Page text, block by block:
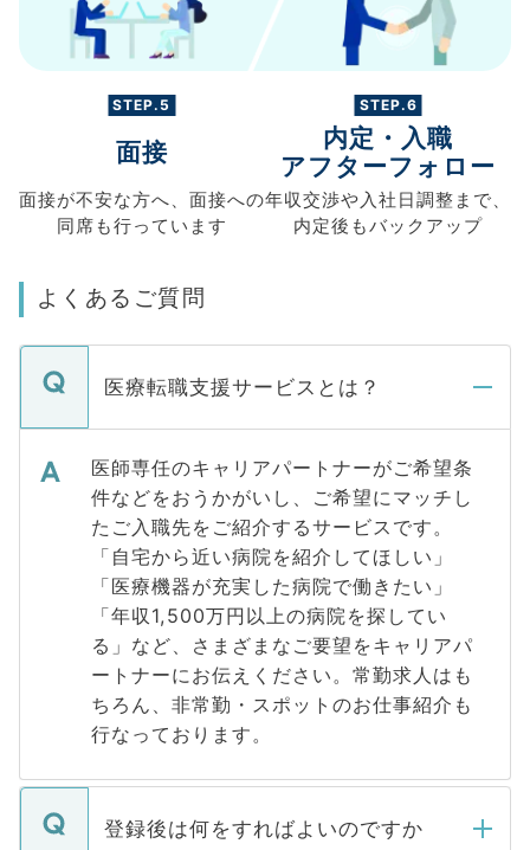
STEP.5
面接
面接が不安な方へ、 面接への
同席も行っています
STEP.6
内定・入職
アフターフォロー
年収交渉や入社日調整まで、
内定後もバックアップ
よくあるご質問
医療転職支援サービスとは？
医師専任のキャリアパートナーがご希望条
件などをおうかがいし、ご希望にマッチし
たご入職先をご紹介するサービスです。
「自宅から近い病院を紹介してほしい」
「医療機器が充実した病院で働きたい」
「年収1,500万円以上の病院を探してい
る」など、さまざまなご要望をキャリアパ
ートナーにお伝えください。常勤求人はも
ちろん、非常勤・スポットのお仕事紹介も
行なっております。
登録後は何をすればよいのですか